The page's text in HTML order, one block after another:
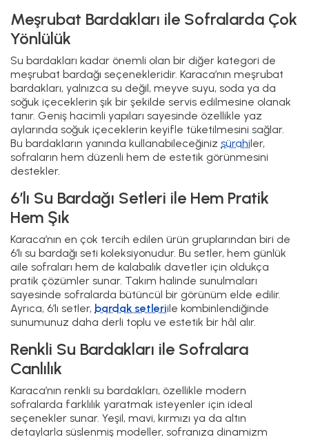
Meşrubat Bardakları ile Sofralarda Çok
Yönlülük
Su bardakları kadar önemli olan bir diğer kategori de
meşrubat bardağı seçenekleridir. Karaca’nın meşrubat
bardakları, yalnızca su değil, meyve suyu, soda ya da
soğuk içeceklerin şık bir şekilde servis edilmesine olanak
tanır. Geniş hacimli yapıları sayesinde özellikle yaz
aylarında soğuk içeceklerin keyifle tüketilmesini sağlar.
Bu bardakların yanında kullanabileceğiniz sürahiler,
sofraların hem düzenli hem de estetik görünmesini
destekler.
6’lı Su Bardağı Setleri ile Hem Pratik
Hem Şık
Karaca’nın en çok tercih edilen ürün gruplarından biri de
6’lı su bardağı seti koleksiyonudur. Bu setler, hem günlük
aile sofraları hem de kalabalık davetler için oldukça
pratik çözümler sunar. Takım halinde sunulmaları
sayesinde sofralarda bütüncül bir görünüm elde edilir.
Ayrıca, 6’lı setler, bardak setleriile kombinlendiğinde
sunumunuz daha derli toplu ve estetik bir hâl alır.
Renkli Su Bardakları ile Sofralara
Canlılık
Karaca’nın renkli su bardakları, özellikle modern
sofralarda farklılık yaratmak isteyenler için ideal
seçenekler sunar. Yeşil, mavi, kırmızı ya da altın
detaylarla süslenmiş modeller, sofranıza dinamizm